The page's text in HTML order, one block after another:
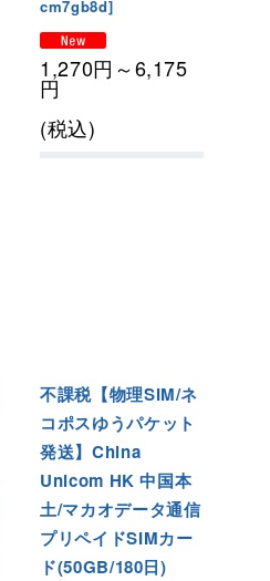
cm7gb8d]
1,270円 ～6,175
円
(税込)
不課税【物理SIM/ネ
コポスゆうパケット
発送】China
Unicom HK 中国本
土/マカオデータ通信
プリペイドSIMカー
ド(50GB/180日)